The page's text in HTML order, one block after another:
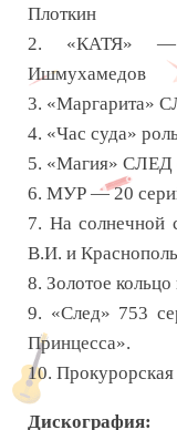
Плоткин
2. «КАТЯ» —
Ишмухамедов
3. «Маргарита»
4. «Час суда»
5. «Магия» СЛЕД
6. МУР — 20
7. На солнечной
В.И. и
8. Золотое
9. «След» 753
Принцесса».
10.
Дискография: